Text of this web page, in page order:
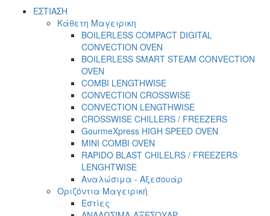
ΕΣΤΙΑΣΗ
Κάθετη Μαγειρικη
BOILERLESS COMPACT DIGITAL
CONVECTION OVEN
BOILERLESS SMART STEAM CONVECTION
OVEN
COMBI LENGTHWISE
CONVECTION CROSSWISE
CONVECTION LENGTHWISE
CROSSWISE CHILLERS / FREEZERS
GourmeXpress HIGH SPEED OVEN
MINI COMBI OVEN
RAPIDO BLAST CHILELRS / FREEZERS
LENGHTWISE
Αναλώσιμα - Αξεσουάρ
Οριζόντια Μαγειρική
Εστίες